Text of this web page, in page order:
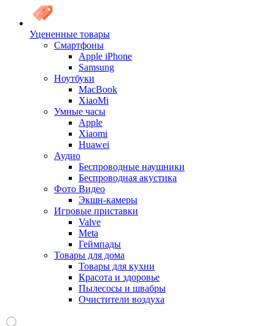
Уцененные товары
Cмартфоны
Apple iPhone
Samsung
Ноутбуки
MacBook
XiaoMi
Умные часы
Apple
Xiaomi
Huawei
Аудио
Беспроводные наушники
Беспроводная акустика
Фото Видео
Экшн-камеры
Игровые приставки
Valve
Meta
Геймпады
Товары для дома
Товары для кухни
Красота и здоровье
Пылесосы и швабры
Очистители воздуха